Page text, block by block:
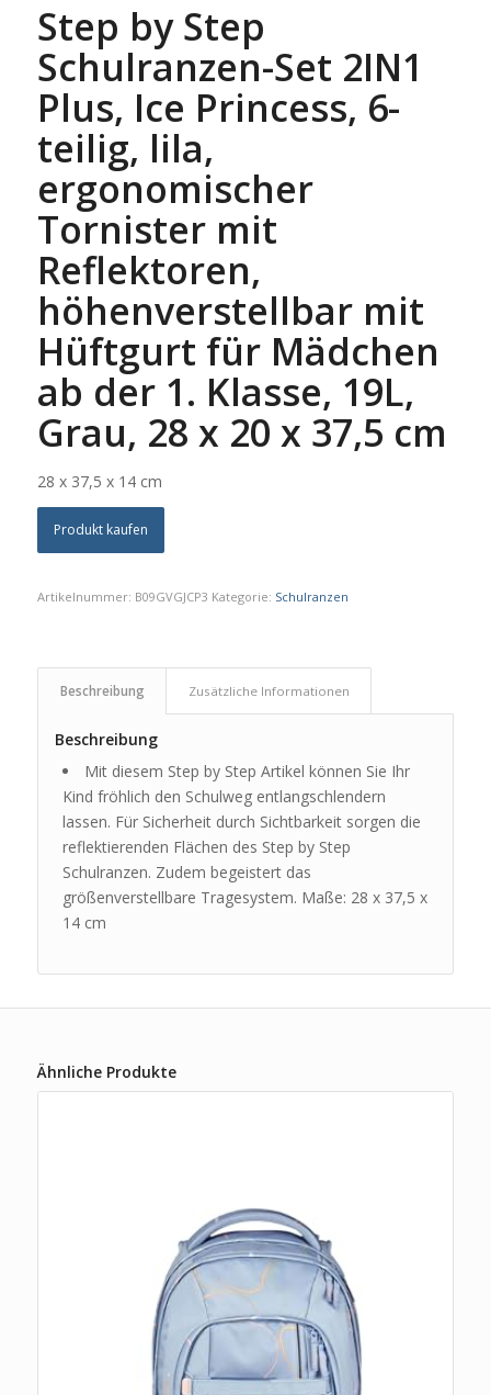
Step by Step
Schulranzen-Set 2IN1
Plus, Ice Princess, 6-
teilig, lila,
ergonomischer
Tornister mit
Reflektoren,
höhenverstellbar mit
Hüftgurt für Mädchen
ab der 1. Klasse, 19L,
Grau, 28 x 20 x 37,5 cm
28 x 37,5 x 14 cm
Produkt kaufen
Artikelnummer: B09GVGJCP3 Kategorie: Schulranzen
Beschreibung Zusätzliche Informationen
Beschreibung
Mit diesem Step by Step Artikel können Sie Ihr
Kind fröhlich den Schulweg entlangschlendern
lassen. Für Sicherheit durch Sichtbarkeit sorgen die
reflektierenden Flächen des Step by Step
Schulranzen. Zudem begeistert das
größenverstellbare Tragesystem. Maße: 28 x 37,5 x
14 cm
Ähnliche Produkte